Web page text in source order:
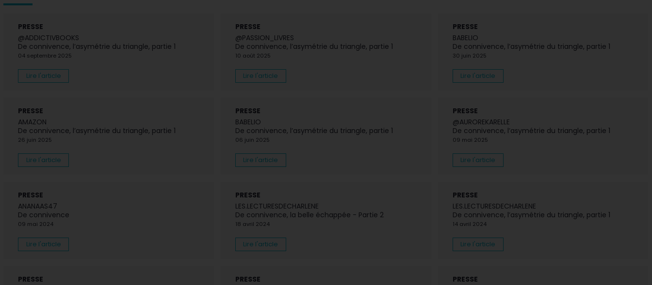
PRESSE
@ADDICTIVBOOKS
De connivence, l’asymétrie du triangle, partie 1
04 septembre 2025
Lire l'article
PRESSE
@PASSION_LIVRES
De connivence, l’asymétrie du triangle, partie 1
10 août 2025
Lire l'article
PRESSE
BABELIO
De connivence, l’asymétrie du triangle, partie 1
30 juin 2025
Lire l'article
PRESSE
AMAZON
De connivence, l’asymétrie du triangle, partie 1
26 juin 2025
Lire l'article
PRESSE
BABELIO
De connivence, l’asymétrie du triangle, partie 1
06 juin 2025
Lire l'article
PRESSE
@AUROREKARELLE
De connivence, l’asymétrie du triangle, partie 1
09 mai 2025
Lire l'article
PRESSE
ANANAAS47
De connivence
09 mai 2024
Lire l'article
PRESSE
LES.LECTURESDECHARLENE
De connivence, la belle échappée - Partie 2
18 avril 2024
Lire l'article
PRESSE
LES.LECTURESDECHARLENE
De connivence, l’asymétrie du triangle, partie 1
14 avril 2024
Lire l'article
PRESSE
PRESSE
PRESSE